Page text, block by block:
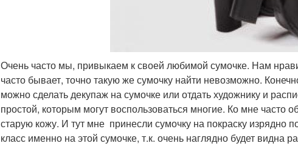
Очень часто мы, привыкаем к своей любимой сумочке. Нам
часто бывает, точно такую же сумочку найти невозможно.
можно сделать декупаж на сумочке или отдать художнику и
простой, которым могут воспользоваться многие. Ко мне часто
старую кожу. И тут мне принесли сумочку на покраску изрядно
класс именно на этой сумочке, т.к. очень наглядно будет видна